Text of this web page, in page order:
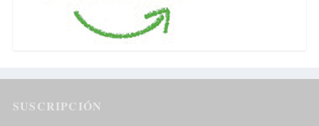
SUSCRIPCIÓN